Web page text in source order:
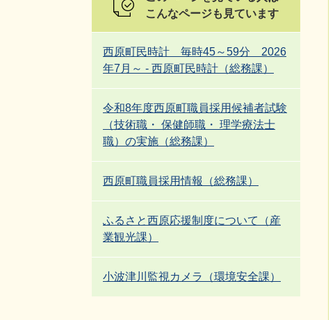
こんなページも見ています
西原町民時計 毎時45～59分 2026
年7月～ - 西原町民時計（総務課）
令和8年度西原町職員採用候補者試験
（技術職・ 保健師職・ 理学療法士
職）の実施（総務課）
西原町職員採用情報（総務課）
ふるさと西原応援制度について（産
業観光課）
小波津川監視カメラ（環境安全課）